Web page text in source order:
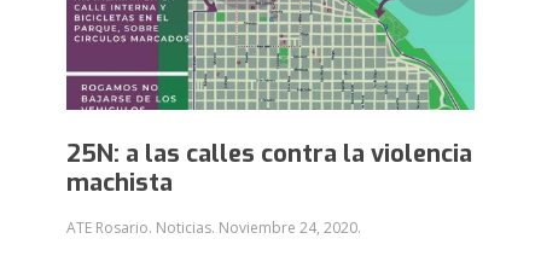
25N: a las calles contra la violencia
machista
ATE Rosario. Noticias. Noviembre 24, 2020.